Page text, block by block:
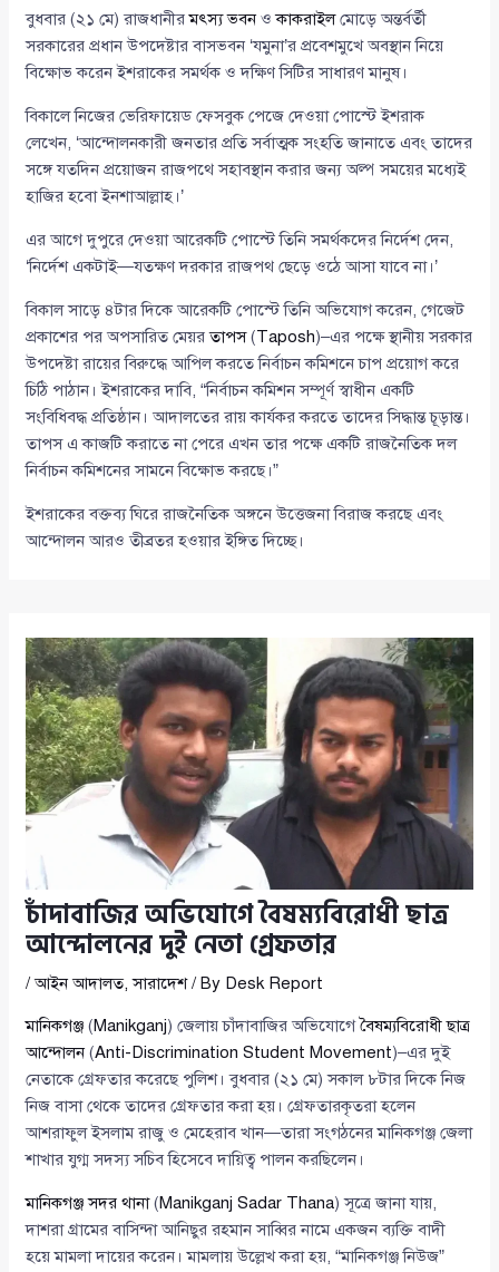
বুধবার (২১ মে) রাজধানীরমৎস্য ভবনওকাকরাইলমোড়ে অন্তর্বর্তী
সরকারের প্রধান উপদেষ্টার বাসভবন ‘যমুনা’র প্রবেশমুখে অবস্থান নিয়ে
বিক্ষোভ করেন ইশরাকের সমর্থক ও দক্ষিণ সিটির সাধারণ মানুষ।
বিকালে নিজের ভেরিফায়েড ফেসবুক পেজে দেওয়া পোস্টে ইশরাক
লেখেন, ‘আন্দোলনকারী জনতার প্রতি সর্বাত্মক সংহতি জানাতে এবং তাদের
সঙ্গে যতদিন প্রয়োজন রাজপথে সহাবস্থান করার জন্য অল্প সময়ের মধ্যেই
হাজির হবো ইনশাআল্লাহ।’
এর আগে দুপুরে দেওয়া আরেকটি পোস্টে তিনি সমর্থকদের নির্দেশ দেন,
‘নির্দেশ একটাই—যতক্ষণ দরকার রাজপথ ছেড়ে ওঠে আসা যাবে না।’
বিকাল সাড়ে ৪টার দিকে আরেকটি পোস্টে তিনি অভিযোগ করেন, গেজেট
প্রকাশের পর অপসারিত মেয়রতাপস(Taposh)–এর পক্ষে স্থানীয় সরকার
উপদেষ্টা রায়ের বিরুদ্ধে আপিল করতে নির্বাচন কমিশনে চাপ প্রয়োগ করে
চিঠি পাঠান। ইশরাকের দাবি, “নির্বাচন কমিশন সম্পূর্ণ স্বাধীন একটি
সংবিধিবদ্ধ প্রতিষ্ঠান। আদালতের রায় কার্যকর করতে তাদের সিদ্ধান্ত চূড়ান্ত।
তাপস এ কাজটি করাতে না পেরে এখন তার পক্ষে একটি রাজনৈতিক দল
নির্বাচন কমিশনের সামনে বিক্ষোভ করছে।”
ইশরাকের বক্তব্য ঘিরে রাজনৈতিক অঙ্গনে উত্তেজনা বিরাজ করছে এবং
আন্দোলন আরও তীব্রতর হওয়ার ইঙ্গিত দিচ্ছে।
চাঁদাবাজির অভিযোগে বৈষম্যবিরোধী ছাত্র
আন্দোলনের দুই নেতা গ্রেফতার
/আইন আদালত,সারাদেশ/ By Desk Report
মানিকগঞ্জ (Manikganj) জেলায় চাঁদাবাজির অভিযোগেবৈষম্যবিরোধী ছাত্র
আন্দোলন(Anti-Discrimination Student Movement)–এর দুই
নেতাকে গ্রেফতার করেছে পুলিশ। বুধবার (২১ মে) সকাল ৮টার দিকে নিজ
নিজ বাসা থেকে তাদের গ্রেফতার করা হয়। গ্রেফতারকৃতরা হলেন
আশরাফুল ইসলাম রাজু ও মেহেরাব খান—তারা সংগঠনের মানিকগঞ্জ জেলা
শাখার যুগ্ম সদস্য সচিব হিসেবে দায়িত্ব পালন করছিলেন।
মানিকগঞ্জ সদর থানা(Manikganj Sadar Thana) সূত্রে জানা যায়,
দাশরা গ্রামের বাসিন্দা আনিছুর রহমান সাব্বির নামে একজন ব্যক্তি বাদী
হয়ে মামলা দায়ের করেন। মামলায় উল্লেখ করা হয়, “মানিকগঞ্জ নিউজ”